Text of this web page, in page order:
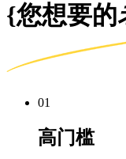
{您想要的
01
高门槛